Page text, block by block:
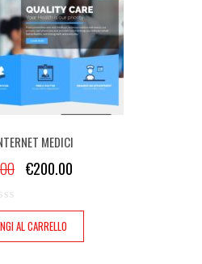
MEDICI
€200.00
AL CARRELLO